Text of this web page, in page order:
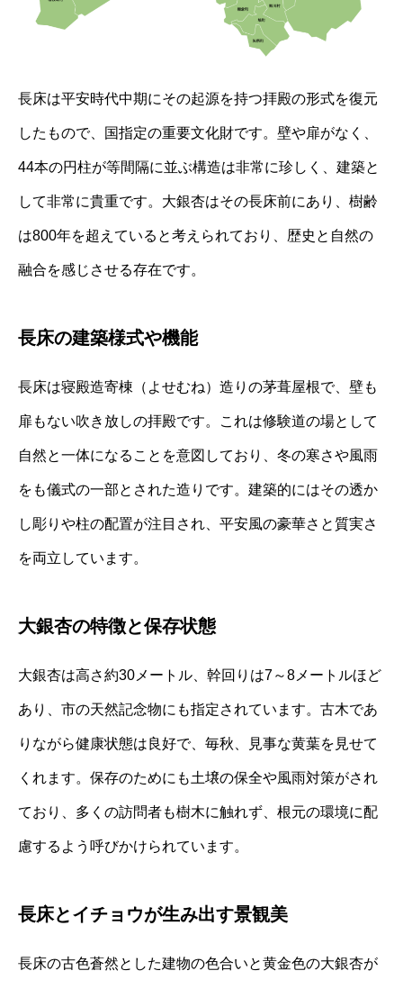
長床は平安時代中期にその起源を持つ拝殿の形式を復元
したもので、国指定の重要文化財です。壁や扉がなく、
44本の円柱が等間隔に並ぶ構造は非常に珍しく、建築と
して非常に貴重です。大銀杏はその長床前にあり、樹齢
は800年を超えていると考えられており、歴史と自然の
融合を感じさせる存在です。
長床の建築様式や機能
長床は寝殿造寄棟（よせむね）造りの茅葺屋根で、壁も
扉もない吹き放しの拝殿です。これは修験道の場として
自然と一体になることを意図しており、冬の寒さや風雨
をも儀式の一部とされた造りです。建築的にはその透か
し彫りや柱の配置が注目され、平安風の豪華さと質実さ
を両立しています。
大銀杏の特徴と保存状態
大銀杏は高さ約30メートル、幹回りは7～8メートルほど
あり、市の天然記念物にも指定されています。古木であ
りながら健康状態は良好で、毎秋、見事な黄葉を見せて
くれます。保存のためにも土壌の保全や風雨対策がされ
ており、多くの訪問者も樹木に触れず、根元の環境に配
慮するよう呼びかけられています。
長床とイチョウが生み出す景観美
長床の古色蒼然とした建物の色合いと黄金色の大銀杏が